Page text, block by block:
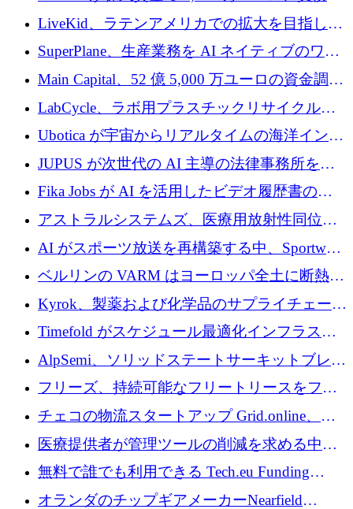
3,000 万ユーロを調達
LiveKid、ラテンアメリカでの拡大を目指して
Aldea を買収
SuperPlane、生産業務を AI ネイティブのワー
クフロー層に変えるために 260 万ドルを確保
Main Capital、52 億 5,000 万ユーロの資金調達
でエンタープライズ ソフトウェアの開発を倍
LabCycle、ラボ用プラスチックリサイクルシ
ステムを商業化し、焼却廃棄物を削減するた
めに43万ポンドを確保
Ubotica が宇宙からリアルタイムの海洋インテ
リジェンスを拡張するために 1,100 万ドルを
JUPUS が次世代の AI 主導の法律事務所を強
化するために 1,300 万ユーロを調達
Fika Jobs が AI を活用したビデオ履歴書のた
めに 400 万ドルを調達
アストラルシステムズ、医療用放射性同位元
素の世界的な不足に対処するために2,300万ポ
ンドを調達
AI がスポーツ放送を再構築する中、Sportway
が 2,000 万ユーロを調達
ベルリンの VARM はヨーロッパ全土に断熱材
を拡張するために 1,750 万ユーロを投資
Kyrok、製薬および化学品のサプライチェーン
に AI を導入するために 310 万ユーロを確保
Timefold がスケジュール最適化インフラスト
ラクチャを拡張するためにシリーズ A で
1,300 万ドルを調達
AlpSemi、ソリッドステートサーキットブレー
カー技術の進歩のために1,700万ユーロを調達
フリーズ、持続可能なフリートリースをフラ
ンス全土に拡大するために1,300万ユーロを確
保
チェコの物流スタートアップ Grid.online、配
送量が 1 年で 10 倍に増加し、400 万ユーロの
利益を獲得
医療提供者が管理ツールの削減を求める中、
a16z が Prosper AI を 3,000 万ドルで支援
無料で誰でも利用できる Tech.eu Funding
Explorer のご紹介
オランダのチップギアメーカーNearfield